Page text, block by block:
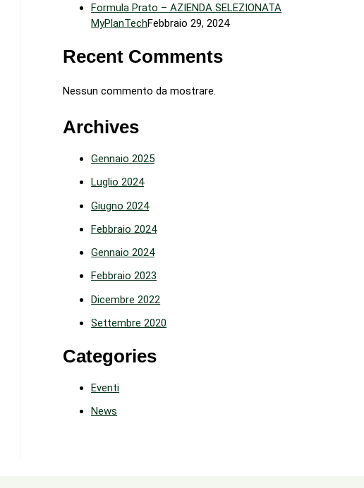
Formula Prato – AZIENDA SELEZIONATA
MyPlanTechFebbraio 29, 2024
Recent Comments
Nessun commento da mostrare.
Archives
Gennaio 2025
Luglio 2024
Giugno 2024
Febbraio 2024
Gennaio 2024
Febbraio 2023
Dicembre 2022
Settembre 2020
Categories
Eventi
News